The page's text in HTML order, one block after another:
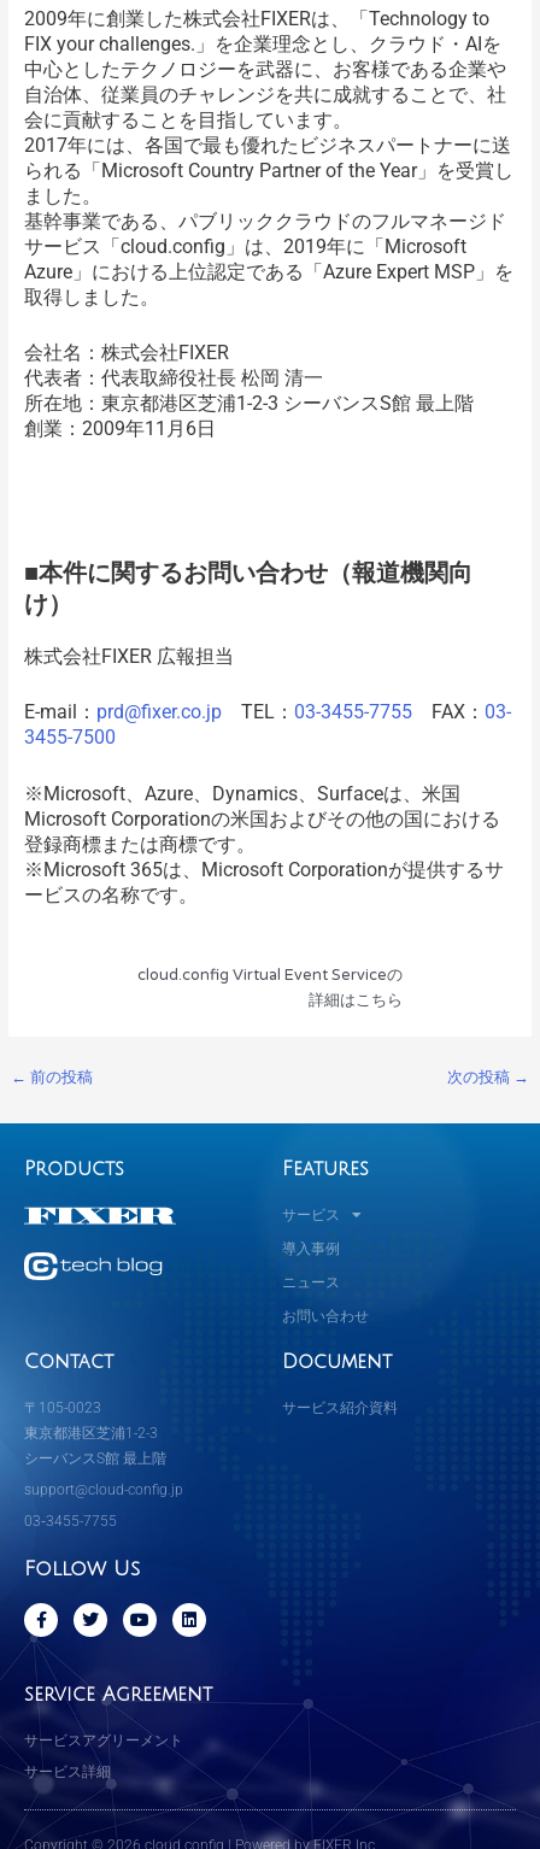
2009年に創業した株式会社FIXERは、「Technology to
FIX your challenges.」を企業理念とし、クラウド・AIを
中心としたテクノロジーを武器に、お客様である企業や
自治体、従業員のチャレンジを共に成就することで、社
会に貢献することを目指しています。
2017年には、各国で最も優れたビジネスパートナーに送
られる「Microsoft Country Partner of the Year」を受賞し
ました。
基幹事業である、パブリッククラウドのフルマネージド
サービス「cloud.config」は、2019年に「Microsoft
Azure」における上位認定である「Azure Expert MSP」を
取得しました。
会社名：株式会社FIXER
代表者：代表取締役社長 松岡 清一
所在地：東京都港区芝浦1-2-3 シーバンスS館 最上階
創業：2009年11月6日
■本件に関するお問い合わせ（報道機関向
け）
株式会社FIXER 広報担当
E-mail： prd@fixer.co.jpTEL： 03-3455-7755FAX： 03-
3455-7500
※Microsoft、Azure、Dynamics、Surfaceは、米国
Microsoft Corporationの米国およびその他の国における
登録商標または商標です。
※Microsoft 365は、Microsoft Corporationが提供するサ
ービスの名称です。
cloud.config Virtual Event Serviceの
詳細はこちら
← 前の投稿 次の投稿 →
Products Features
サービス
導入事例
ニュース
お問い合わせ
Contact
〒105-0023
東京都港区芝浦1-2-3
シーバンスS館 最上階
support@cloud-config.jp
03‐3455-7755
Document
サービス紹介資料
Follow Us
F
a
c
e
o
o
-
f
T
w
i
e
Y
o
u
b
L
i
n
d
service Agreement
サービスアグリーメント
サービス詳細
Copyright © 2026 cloud.config | Powered by FIXER Inc.